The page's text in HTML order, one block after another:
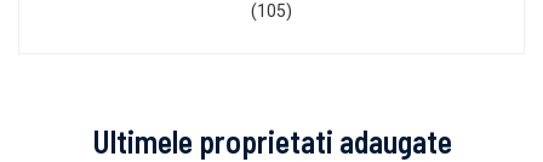
(105)
Ultimele proprietati adaugate